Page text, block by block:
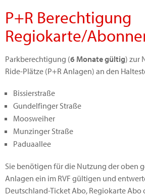
P+R Berechtigung
Regiokarte/
Parkberechtigung (6 Monate gültig) zur
Ride-Plätze (P+R Anlagen) an den
Bissierstraße
Gundelfinger Straße
Moosweiher
Munzinger Straße
Paduaallee
Sie benötigen für die Nutzung der oben
Anlagen ein im RVF gültigen und
Deutschland-Ticket Abo, Regiokarte Abo